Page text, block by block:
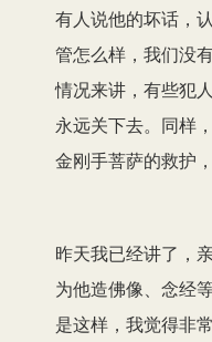
有人说他的坏话，
管怎么样，我们没
情况来讲，有些犯
永远关下去。同样
金刚手菩萨的救护
昨天我已经讲了，
为他造佛像、念经
是这样，我觉得非